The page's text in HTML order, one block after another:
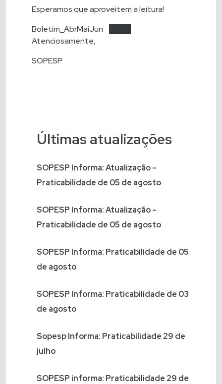
Esperamos que aproveitem a leitura!
Boletim_AbrMaiJun
Atenciosamente,
SOPESP
Últimas atualizações
SOPESP Informa: Atualização –
Praticabilidade de 05 de agosto
SOPESP Informa: Atualização –
Praticabilidade de 05 de agosto
SOPESP Informa: Praticabilidade de 05
de agosto
SOPESP Informa: Praticabilidade de 03
de agosto
Sopesp Informa: Praticabilidade 29 de
julho
SOPESP informa: Praticabilidade 29 de